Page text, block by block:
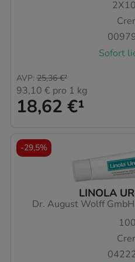
Sofort
18,62 €¹
AVP: 25,36 €²
93,10 € pro 1 kg
LINOLA
Dr. August Wolff
100
-29,5%